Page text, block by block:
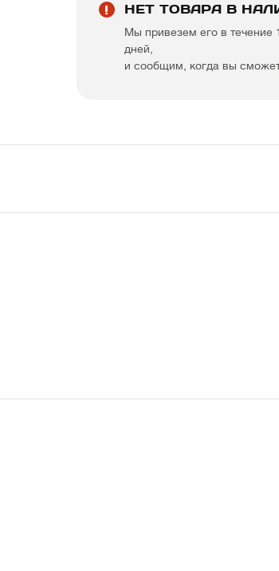
НЕТ ТОВАРА В
Мы привезем его в течение
дней,
и сообщим, когда вы